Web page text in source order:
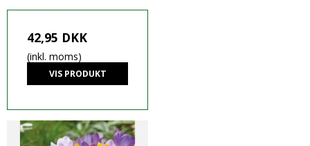
42,95 DKK
(inkl. moms)
VIS PRODUKT